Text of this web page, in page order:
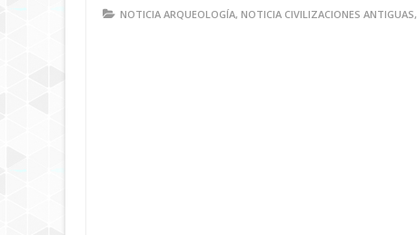
NOTICIA ARQUEOLOGÍA, NOTICIA CIVILIZACIONES ANTIGUAS,